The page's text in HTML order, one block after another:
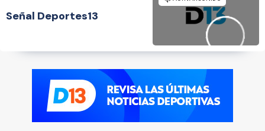
Señal Deportes13